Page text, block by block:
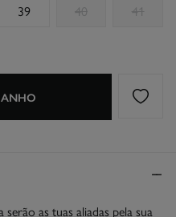
39 40 41
as tuas aliadas pela sua